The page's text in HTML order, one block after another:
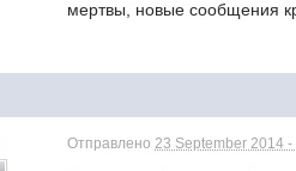
мертвы, новые сообщения
Отправлено23 September 2014 -